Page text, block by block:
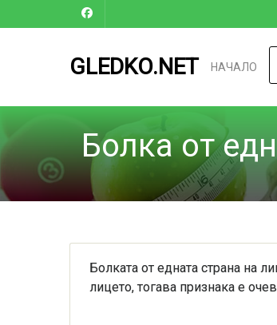
GLEDKO.NET НАЧАЛО
Болка от
Болката от едната страна на
лицето, тогава признака е